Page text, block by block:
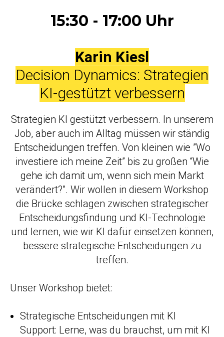
15:30 - 17:00 Uhr
Karin Kiesl
Decision Dynamics: Strategien
KI-gestützt verbessern
Strategien KI gestützt verbessern. In unserem
Job, aber auch im Alltag müssen wir ständig
Entscheidungen treffen. Von kleinen wie ”Wo
investiere ich meine Zeit” bis zu großen “Wie
gehe ich damit um, wenn sich mein Markt
verändert?”. Wir wollen in diesem Workshop
die Brücke schlagen zwischen strategischer
Entscheidungsfindung und KI-Technologie
und lernen, wie wir KI dafür einsetzen können,
bessere strategische Entscheidungen zu
treffen.
Unser Workshop bietet:
Strategische Entscheidungen mit KI
Support: Lerne, was du brauchst, um mit KI